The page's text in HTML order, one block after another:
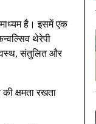
माध्यम है। इसमें एक
थेरेपी
संतुलित और
क्षमता रखता